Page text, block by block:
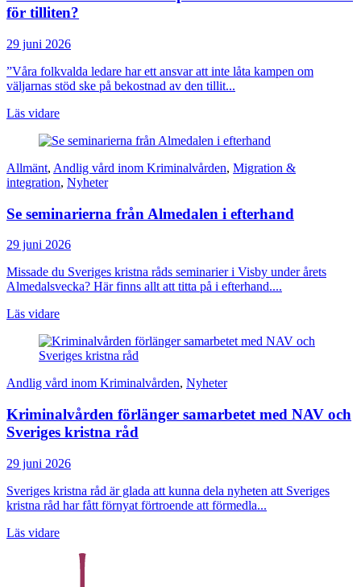
för tilliten?
29 juni 2026
”Våra folkvalda ledare har ett ansvar att inte låta kampen om
väljarnas stöd ske på bekostnad av den tillit...
Läs vidare
Allmänt, Andlig vård inom Kriminalvården, Migration &
integration, Nyheter
Se seminarierna från Almedalen i efterhand
29 juni 2026
Missade du Sveriges kristna råds seminarier i Visby under årets
Almedalsvecka? Här finns allt att titta på i efterhand....
Läs vidare
Andlig vård inom Kriminalvården, Nyheter
Kriminalvården förlänger samarbetet med NAV och
Sveriges kristna råd
29 juni 2026
Sveriges kristna råd är glada att kunna dela nyheten att Sveriges
kristna råd har fått förnyat förtroende att förmedla...
Läs vidare